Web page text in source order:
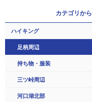
カテゴリから
ハイキング
足柄周辺
持ち物・服装
三ツ峠周辺
河口湖北部